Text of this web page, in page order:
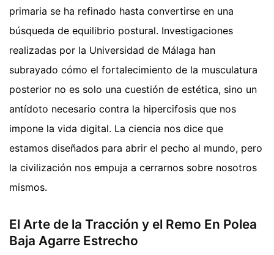
primaria se ha refinado hasta convertirse en una
búsqueda de equilibrio postural. Investigaciones
realizadas por la Universidad de Málaga han
subrayado cómo el fortalecimiento de la musculatura
posterior no es solo una cuestión de estética, sino un
antídoto necesario contra la hipercifosis que nos
impone la vida digital. La ciencia nos dice que
estamos diseñados para abrir el pecho al mundo, pero
la civilización nos empuja a cerrarnos sobre nosotros
mismos.
El Arte de la Tracción y el Remo En Polea
Baja Agarre Estrecho